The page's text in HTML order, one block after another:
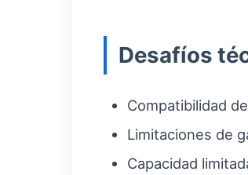
Desafíos
Compatibilidad
Limitaciones de
Capacidad